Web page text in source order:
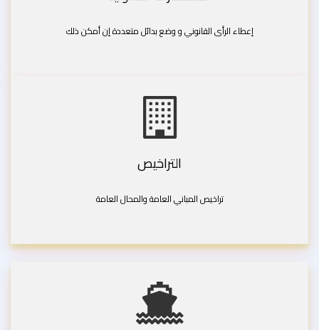
إعطاء الرأى القانوني و وضع بدائل متعددة إن أمكن ذلك
التراخيص
تراخيص المباني العامة والمحال العامة